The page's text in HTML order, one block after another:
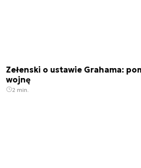
Zełenski o ustawie Grahama:
wojnę
2 min.